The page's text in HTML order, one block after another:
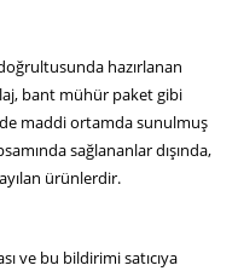
hazırlanan
bant mühür paket gibi
maddi ortamda sunulmuş
sağlananlar dışında,
ürünlerdir.
ve bu bildirimi satıcıya